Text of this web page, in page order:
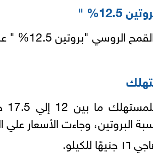
"
12.5% " عند 4,650 جنيهًا.
البروتين، وجاءت الأسعار علي